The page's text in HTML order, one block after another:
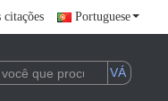
citações Portuguese